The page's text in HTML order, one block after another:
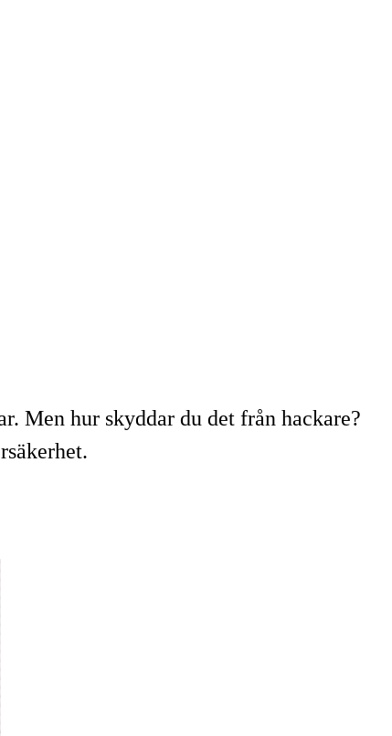
Men hur skyddar du det från hackare?